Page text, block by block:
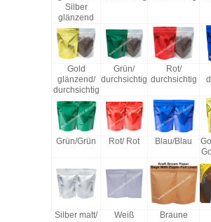
Silber
glänzend
Gold
glänzend/
durchsichtig
Grün/
durchsichtig
Rot/
durchsichtig
Grün/Grün Rot/ Rot Blau/Blau
Silber matt/
Weiß
Braune